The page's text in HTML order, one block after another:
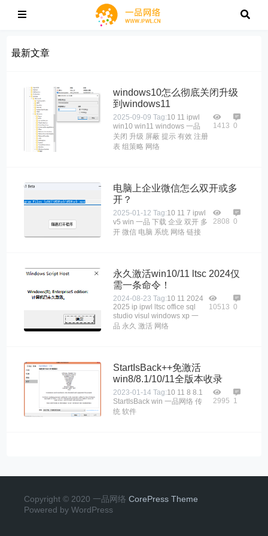
最新文章
windows10怎么彻底关闭升级
到windows11
2025-09-09 Tag:10 11 ipwl
win10 win11 windows 一品
关闭 升级 屏蔽 提示 有效 注册
表 组策略 网络
1413 0
电脑上企业微信怎么双开或多
开？
2025-01-12 Tag:10 11 7 ipwl
v5 win 一品 下载 企业 双开 多
开 微信 电脑 系统 网络 链接
2808 0
永久激活win10/11 ltsc 2024仅
需一条命令！
2024-08-23 Tag:10 11 2024
2025 ip ipwl ltsc office sql
studio visul windows xp 一
品 永久 激活 网络
10513 0
StartIsBack++免激活
win8/8.1/10/11全版本收录
2023-01-14 Tag:10 11 8 8.1
StartIsBack win 一品网络 传
统 软件
2995 1
Copyright © 2020 一品网络 CorePress Theme
Powered by WordPress